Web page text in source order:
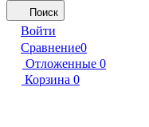
Поиск
Войти
Сравнение0
Отложенные 0
Корзина 0